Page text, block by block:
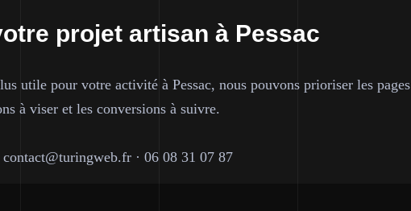
projet artisan à Pessac
utile pour votre activité à Pessac, nous pouvons prioriser les pages
à viser et les conversions à suivre.
contact@turingweb.fr · 06 08 31 07 87